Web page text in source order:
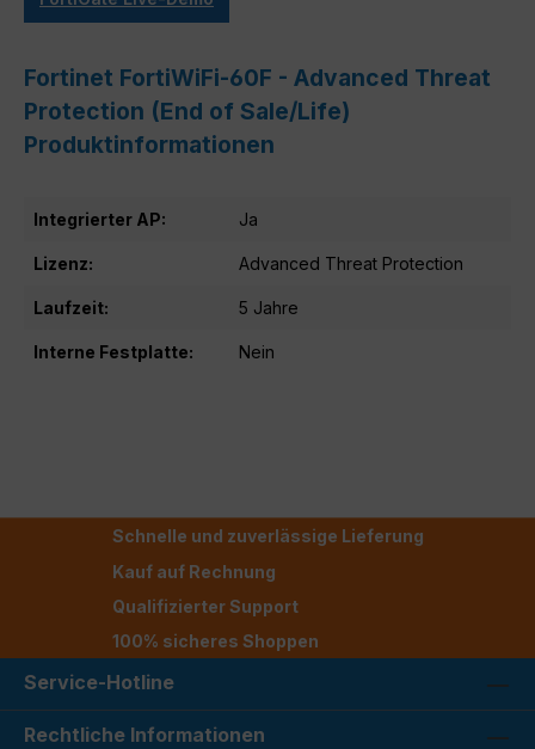
Fortinet FortiWiFi-60F - Advanced Threat
Protection (End of Sale/Life)
Produktinformationen
Integrierter AP: Ja
Lizenz: Advanced Threat Protection
Laufzeit: 5 Jahre
Interne Festplatte: Nein
Schnelle und zuverlässige Lieferung
Kauf auf Rechnung
Qualifizierter Support
100% sicheres Shoppen
Service-Hotline
Rechtliche Informationen